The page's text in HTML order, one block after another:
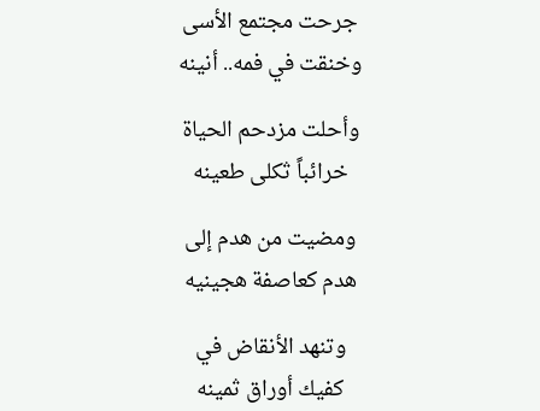
جرحت مجتمع الأسى
وخنقت في فمه.. أنينه
وأحلت مزدحم الحياة
خرائباً ثكلى طعينه
ومضيت من هدم إلى
هدم كعاصفة هجينيه
وتنهد الأنقاض في
كفيك أوراق ثمينه